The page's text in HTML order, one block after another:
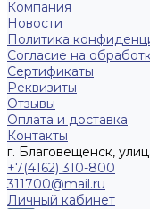
Компания
Новости
Политика
Согласие на
Сертификаты
Реквизиты
Отзывы
Оплата и доставка
Контакты
г. Благовещенск,
+7(4162) 310-800
311700@mail.ru
Личный кабинет